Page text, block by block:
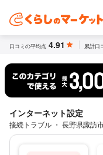
口コミの平均点 4.91 累計口
インターネット設定
接続トラブル ・ 長野県諏訪